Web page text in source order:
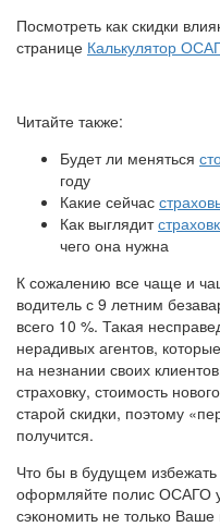
Посмотреть как скидки
странице Калькулятор
Читайте также:
Будет ли меняться
году
Какие сейчас
Как выглядит
чего она нужна
К сожалению все чаще и
водитель с 9 летним
всего 10 %. Такая
нерадивых агентов,
на незнании своих
страховку, стоимость
старой скидки, поэтому
получится.
Что бы в будущем избежать
оформляйте полис ОСАГО
сэкономить не только